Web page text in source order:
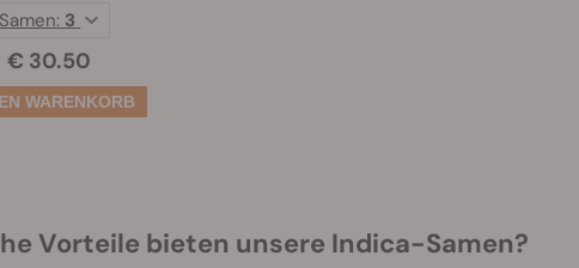
€ 30.50
Samen: 3
Vorteile bieten unsere Indica-Samen?